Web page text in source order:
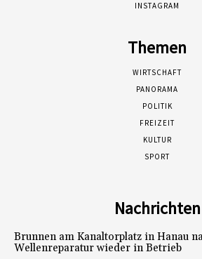
INSTAGRAM
Themen
WIRTSCHAFT
PANORAMA
POLITIK
FREIZEIT
KULTUR
SPORT
Nachrichten
Brunnen am Kanaltorplatz in Hanau
Wellenreparatur wieder in Betrieb